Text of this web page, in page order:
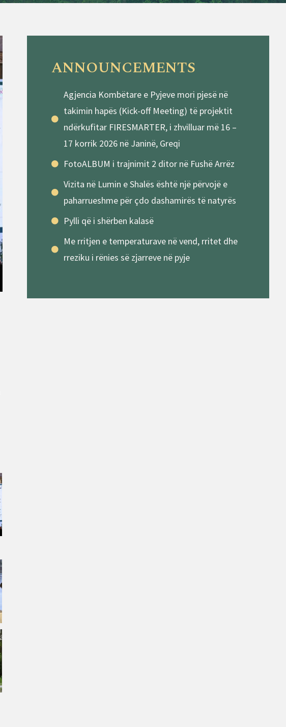
ANNOUNCEMENTS
Agjencia Kombëtare e Pyjeve mori pjesë në
takimin hapës (Kick-off Meeting) të projektit
ndërkufitar FIRESMARTER, i zhvilluar më 16 –
17 korrik 2026 në Janinë, Greqi
FotoALBUM i trajnimit 2 ditor në Fushë Arrëz
Vizita në Lumin e Shalës është një përvojë e
paharrueshme për çdo dashamirës të natyrës
Pylli që i shërben kalasë
Me rritjen e temperaturave në vend, rritet dhe
rreziku i rënies së zjarreve në pyje